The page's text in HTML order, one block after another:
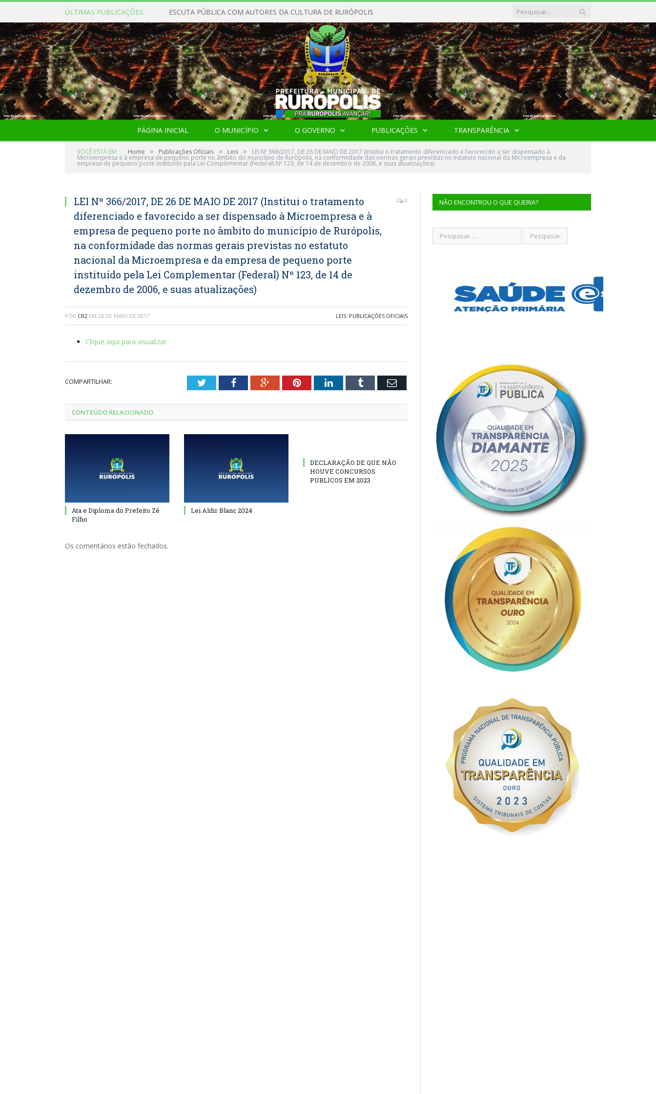
ÚLTIMAS PUBLICAÇÕES: ESCUTA PÚBLICA COM AUTORES DA CULTURA DE RURÓPOLIS
PÁGINA INICIAL O MUNICÍPIO O GOVERNO PUBLICAÇÕES TRANSPARÊNCIA
VOCÊ ESTÁ EM: Home » Publicações Oficiais » Leis » LEI Nº 366/2017, DE 26 DE MAIO DE 2017 (Institui o tratamento diferenciado e favorecido a ser dispensado à
Microempresa e à empresa de pequeno porte no âmbito do município de Rurópolis, na conformidade das normas gerais previstas no estatuto nacional da Microempresa e da
empresa de pequeno porte instituído pela Lei Complementar (Federal) Nº 123, de 14 de dezembro de 2006, e suas atualizações)
LEI Nº 366/2017, DE 26 DE MAIO DE 2017 (Institui o tratamento
diferenciado e favorecido a ser dispensado à Microempresa e à
empresa de pequeno porte no âmbito do município de Rurópolis,
na conformidade das normas gerais previstas no estatuto
nacional da Microempresa e da empresa de pequeno porte
instituído pela Lei Complementar (Federal) Nº 123, de 14 de
dezembro de 2006, e suas atualizações)
0
POR CR2 EM 26 DE MAIO DE 2017 LEIS, PUBLICAÇÕES OFICIAIS
Clique aqui para visualizar
COMPARTILHAR: TwitterFacebookGoogle+PinterestLinkedInTumblr Email
CONTEÚDO RELACIONADO
Ata e Diploma do Prefeito Zé
Filho
Lei Aldir Blanc 2024
DECLARAÇÃO DE QUE NÃO
HOUVE CONCURSOS
PUBLICOS EM 2023
Os comentários estão fechados.
NÃO ENCONTROU O QUE QUERIA?